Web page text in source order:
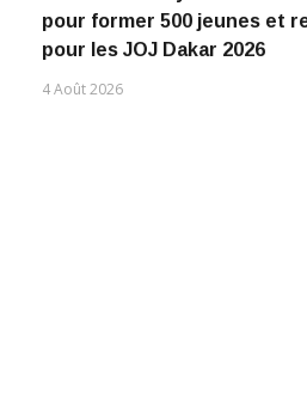
pour former 500 jeunes et
pour les JOJ Dakar 2026
4 Août 2026